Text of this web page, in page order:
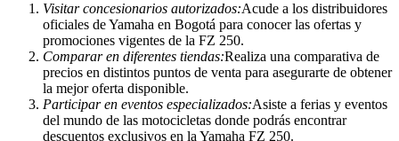
Visitar concesionarios autorizados:Acude a los distribuidores
oficiales de Yamaha en Bogotá para conocer las ofertas y
promociones vigentes de la FZ 250.
Comparar en diferentes tiendas:Realiza una comparativa de
precios en distintos puntos de venta para asegurarte de obtener
la mejor oferta disponible.
Participar en eventos especializados:Asiste a ferias y eventos
del mundo de las motocicletas donde podrás encontrar
descuentos exclusivos en la Yamaha FZ 250.